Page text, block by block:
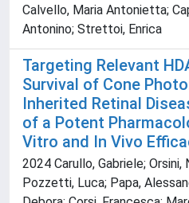
Calvello, Maria Antonietta;
Antonino; Strettoi, Enrica
Targeting Relevant
Survival of Cone
Inherited Retinal
of a Potent
Vitro and In Vivo
2024 Carullo, Gabriele; Orsini,
Pozzetti, Luca; Papa,